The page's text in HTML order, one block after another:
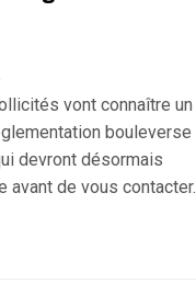
vont connaître un
bouleverse
devront désormais
avant de vous contacter.